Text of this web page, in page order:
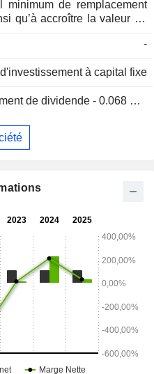
minimum de remplacement
qu’à accroître la valeur du
des titres municipaux
ou qui représentent des
actifs (tels que définis ci-
exonérés de l’impôt
En outre, le Fonds peut
aux particuliers. Son
-
à capital fixe
de dividende - 0.068 USD